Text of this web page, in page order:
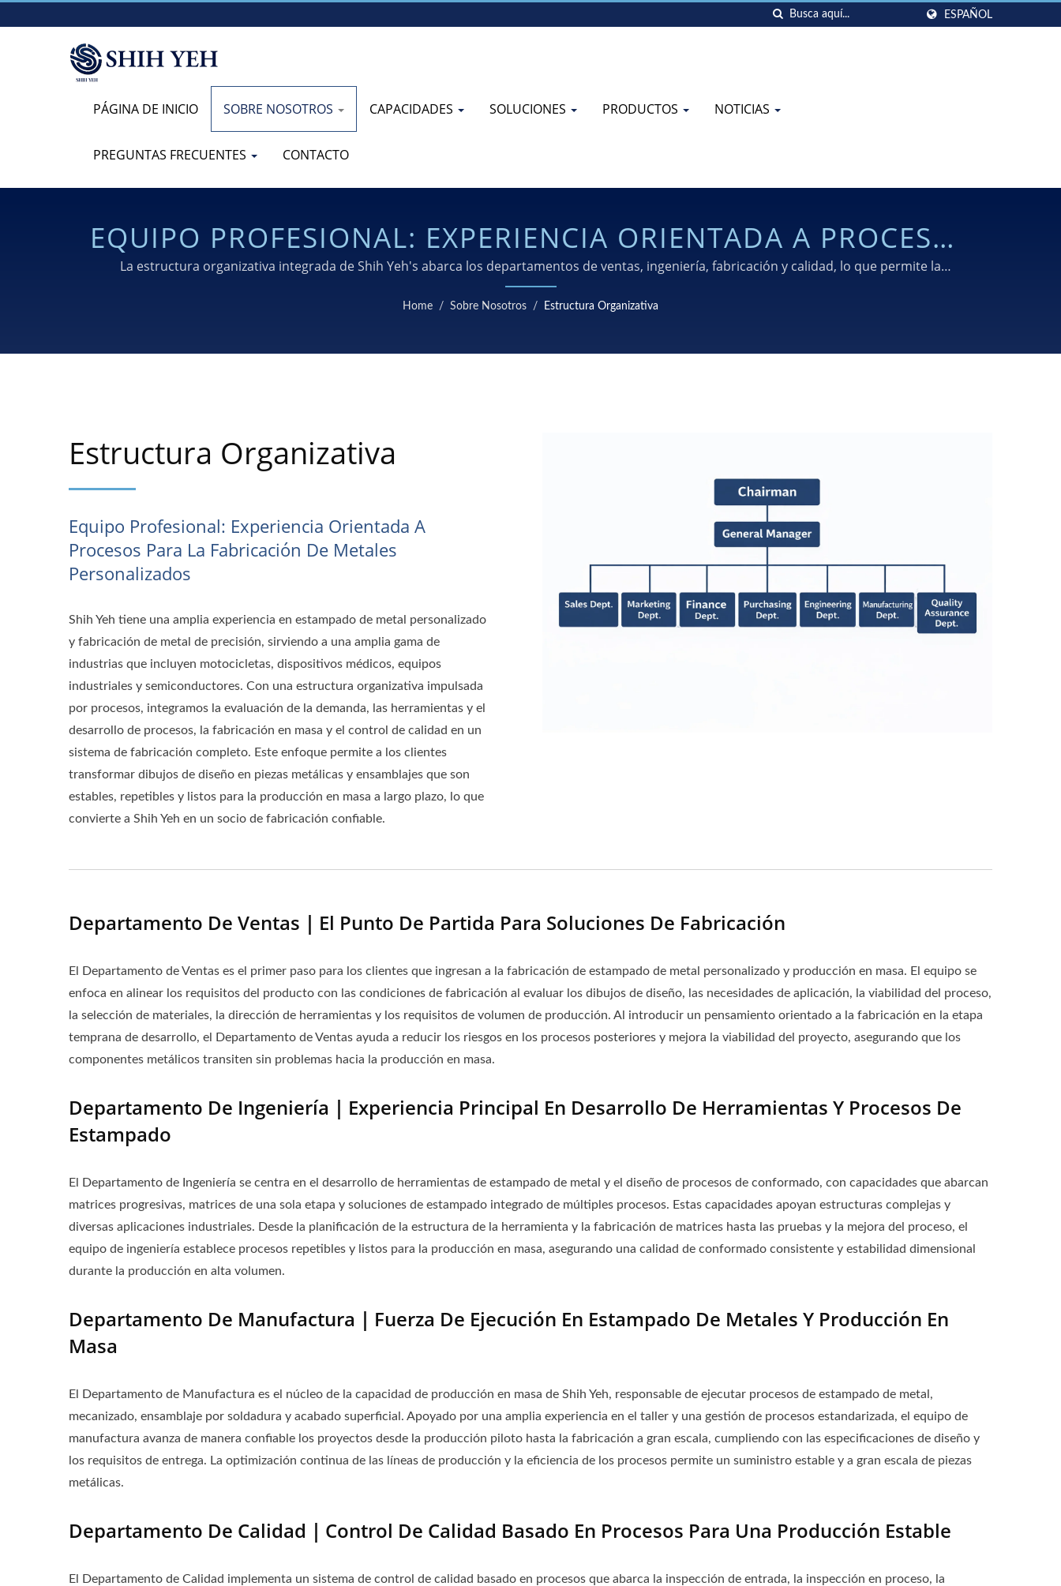
ESPAÑOL
PÁGINA DE INICIO SOBRE NOSOTROS CAPACIDADES SOLUCIONES PRODUCTOS NOTICIAS
PREGUNTAS FRECUENTES CONTACTO
EQUIPO PROFESIONAL: EXPERIENCIA ORIENTADA A PROCESOS
PARA LA FABRICACIÓN DE METALES PERSONALIZADOS
La estructura organizativa integrada de Shih Yeh's abarca los departamentos de ventas, ingeniería, fabricación y calidad, lo que permite la
transformación fluida de los dibujos de diseño en componentes metálicos estables y repetibles, listos para la producción en masa a largo plazo en
múltiples industrias.
Home / Sobre Nosotros / Estructura Organizativa
Estructura Organizativa
Equipo Profesional: Experiencia Orientada A
Procesos Para La Fabricación De Metales
Personalizados
Shih Yeh tiene una amplia experiencia en estampado de metal personalizado
y fabricación de metal de precisión, sirviendo a una amplia gama de
industrias que incluyen motocicletas, dispositivos médicos, equipos
industriales y semiconductores. Con una estructura organizativa impulsada
por procesos, integramos la evaluación de la demanda, las herramientas y el
desarrollo de procesos, la fabricación en masa y el control de calidad en un
sistema de fabricación completo. Este enfoque permite a los clientes
transformar dibujos de diseño en piezas metálicas y ensamblajes que son
estables, repetibles y listos para la producción en masa a largo plazo, lo que
convierte a Shih Yeh en un socio de fabricación confiable.
Departamento De Ventas｜El Punto De Partida Para Soluciones De Fabricación
El Departamento de Ventas es el primer paso para los clientes que ingresan a la fabricación de estampado de metal personalizado y producción en masa. El equipo se
enfoca en alinear los requisitos del producto con las condiciones de fabricación al evaluar los dibujos de diseño, las necesidades de aplicación, la viabilidad del proceso,
la selección de materiales, la dirección de herramientas y los requisitos de volumen de producción. Al introducir un pensamiento orientado a la fabricación en la etapa
temprana de desarrollo, el Departamento de Ventas ayuda a reducir los riesgos en los procesos posteriores y mejora la viabilidad del proyecto, asegurando que los
componentes metálicos transiten sin problemas hacia la producción en masa.
Departamento De Ingeniería｜Experiencia Principal En Desarrollo De Herramientas Y Procesos De
Estampado
El Departamento de Ingeniería se centra en el desarrollo de herramientas de estampado de metal y el diseño de procesos de conformado, con capacidades que abarcan
matrices progresivas, matrices de una sola etapa y soluciones de estampado integrado de múltiples procesos. Estas capacidades apoyan estructuras complejas y
diversas aplicaciones industriales. Desde la planificación de la estructura de la herramienta y la fabricación de matrices hasta las pruebas y la mejora del proceso, el
equipo de ingeniería establece procesos repetibles y listos para la producción en masa, asegurando una calidad de conformado consistente y estabilidad dimensional
durante la producción en alta volumen.
Departamento De Manufactura｜Fuerza De Ejecución En Estampado De Metales Y Producción En
Masa
El Departamento de Manufactura es el núcleo de la capacidad de producción en masa de Shih Yeh, responsable de ejecutar procesos de estampado de metal,
mecanizado, ensamblaje por soldadura y acabado superficial. Apoyado por una amplia experiencia en el taller y una gestión de procesos estandarizada, el equipo de
manufactura avanza de manera confiable los proyectos desde la producción piloto hasta la fabricación a gran escala, cumpliendo con las especificaciones de diseño y
los requisitos de entrega. La optimización continua de las líneas de producción y la eficiencia de los procesos permite un suministro estable y a gran escala de piezas
metálicas.
Departamento De Calidad｜Control De Calidad Basado En Procesos Para Una Producción Estable
El Departamento de Calidad implementa un sistema de control de calidad basado en procesos que abarca la inspección de entrada, la inspección en proceso, la